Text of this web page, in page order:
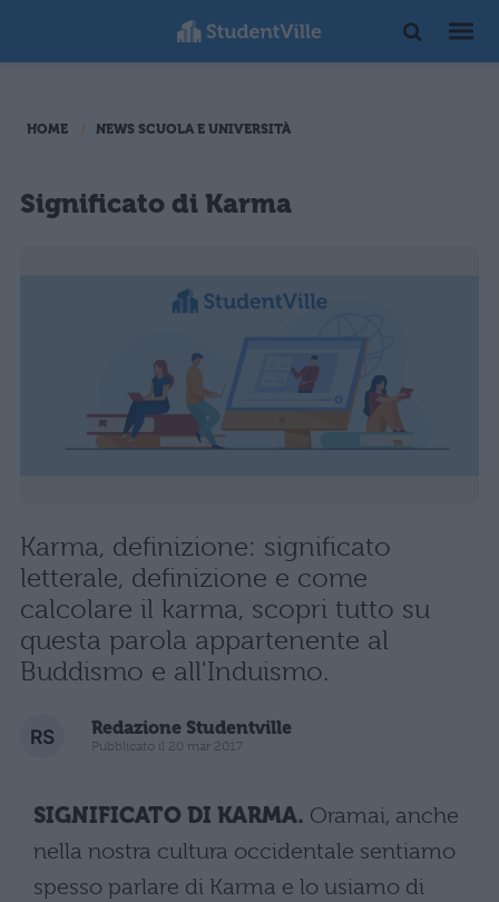
HOME NEWS SCUOLA E UNIVERSITÀ
Significato di Karma
Karma, definizione: significato
letterale, definizione e come
calcolare il karma, scopri tutto su
questa parola appartenente al
Buddismo e all'Induismo.
Redazione Studentville
Pubblicato il 20 mar 2017
SIGNIFICATO DI KARMA. Oramai, anche
nella nostra cultura occidentale sentiamo
spesso parlare di Karma e lo usiamo di